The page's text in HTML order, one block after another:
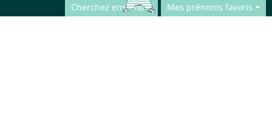
Cherchez ensemble Mes prénoms favoris